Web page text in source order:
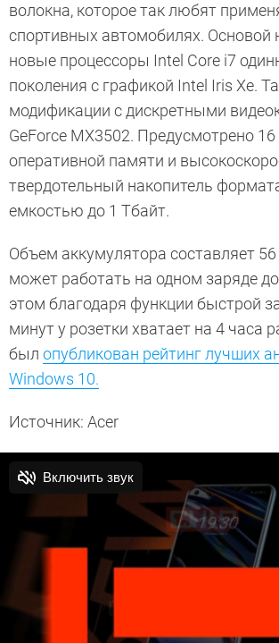
волокна, которое так любят
спортивных автомобилях. Основой
новые процессоры Intel Core i7
поколения с графикой Intel Iris Xe.
модификации с дискретными
GeForce MX3502. Предусмотрено 16
оперативной памяти и
твердотельный накопитель
емкостью до 1 Тбайт.
Объем аккумулятора составляет
может работать на одном заряде
этом благодаря функции быстрой
минут у розетки хватает на 4 часа
был опубликован рейтинг лучших
Windows 10.
Источник: Acer